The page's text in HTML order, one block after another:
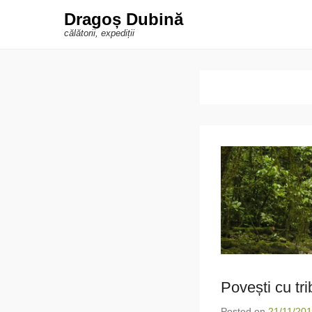
Dragoș Dubină
călătorii, expediții
Povești cu